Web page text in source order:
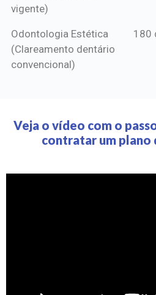
vigente)
Odontologia Estética
(Clareamento dentário
convencional)
180
Veja o vídeo com o
contratar um plano